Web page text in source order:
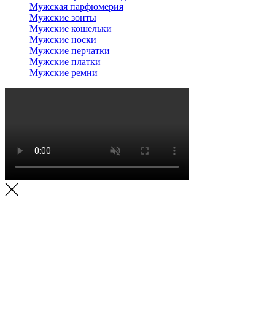
Мужская парфюмерия
Мужские зонты
Мужские кошельки
Мужские носки
Мужские перчатки
Мужские платки
Мужские ремни